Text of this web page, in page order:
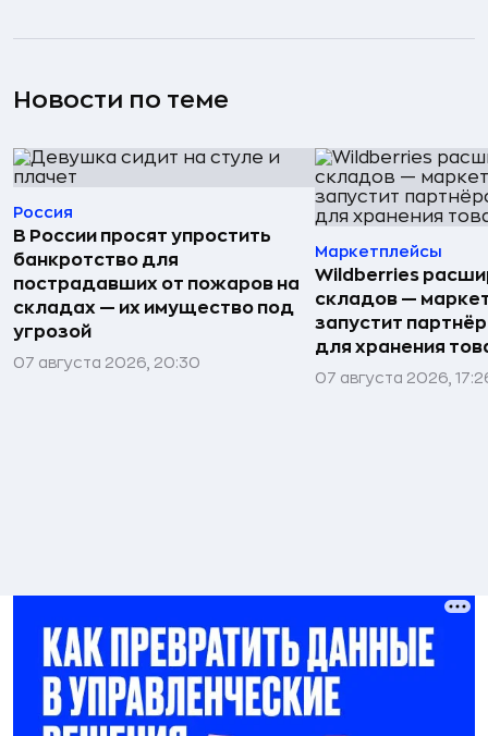
Новости по теме
Россия
В России просят упростить
банкротство для
пострадавших от пожаров на
складах — их имущество под
угрозой
07 августа 2026, 20:30
Маркетплейсы
Wildberries
складов —
запустит
для хранения
07 августа 2026,